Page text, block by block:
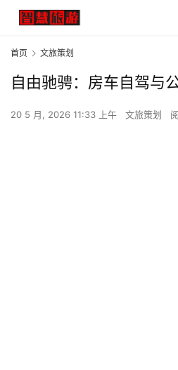
首页 文旅策划
自由驰骋：房车自驾与
20 5 月, 2026 11:33 上午 文旅策划